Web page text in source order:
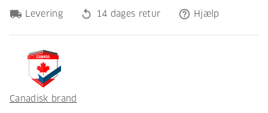
local_shipping Levering replay 14 dages retur help_outline Hjælp
Canadisk brand